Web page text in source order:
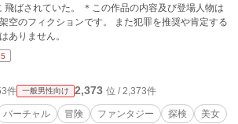
いた。 ＊この作品の内容及び登場人物は
空のフィクションです。 また犯罪を推奨や肯定する
ありません。
件 一般男性向け 2,373 位 / 2,373件
バーチャル 冒険 ファンタジー 探検
美女